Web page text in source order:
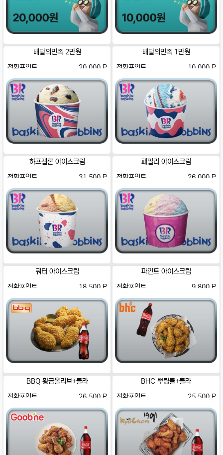
배달의민족 2만원
전환포인트
20,000 P
배달의민족 1만원
전환포인트
10,000 P
하프갤론 아이스크림
전환포인트
31,500 P
패밀리 아이스크림
전환포인트
26,000 P
쿼터 아이스크림
전환포인트
18,500 P
파인트 아이스크림
전환포인트
9,800 P
BBQ 황금올리브+콜라
전환포인트
26,500 P
BHC 뿌링클+콜라
전환포인트
25,500 P